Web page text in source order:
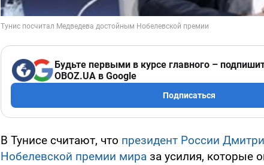
Будьте первыми в курсе главного –
OBOZ.UA в Google
Подписаться
В Тунисе считают, что президент России
Нобелевской премии мира за усилия, которые